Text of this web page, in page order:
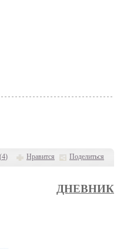
(4) Нравится Поделиться
ДНЕВНИК